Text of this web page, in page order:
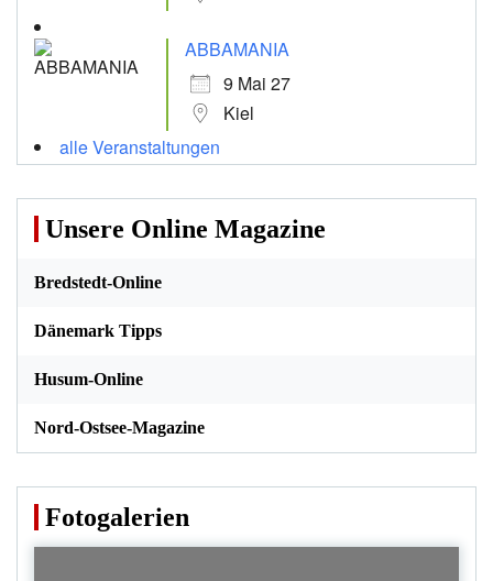
ABBAMANIA
9 Mai 27
Kiel
alle Veranstaltungen
Unsere Online Magazine
Bredstedt-Online
Dänemark Tipps
Husum-Online
Nord-Ostsee-Magazine
Fotogalerien